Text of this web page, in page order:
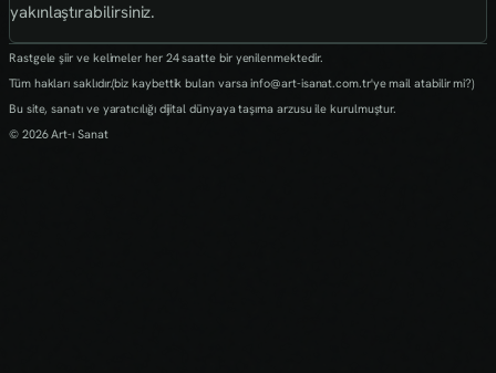
yakınlaştırabilirsiniz.
Rastgele şiir ve kelimeler her 24 saatte bir yenilenmektedir.
Tüm hakları saklıdır.(biz kaybettik bulan varsa info@art-isanat.com.tr'ye mail atabilir mi?)
Bu site, sanatı ve yaratıcılığı dijital dünyaya taşıma arzusu ile kurulmuştur.
© 2026 Art-ı Sanat